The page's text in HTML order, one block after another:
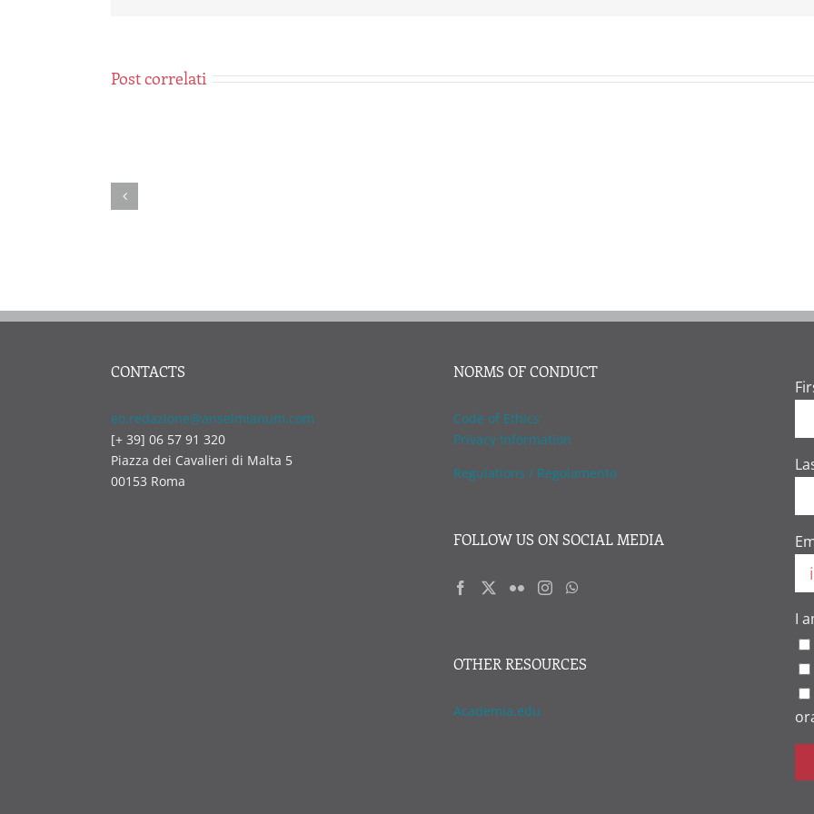
Post correlati
CONTACTS
eo.redazione@anselmianum.com
[+ 39] 06 57 91 320
Piazza dei Cavalieri di Malta 5
00153 Roma
NORMS OF CONDUCT
Code of Ethics
Privacy Information
Regulations / Regolamento
FOLLOW US ON SOCIAL MEDIA
OTHER RESOURCES
Academia.edu
I